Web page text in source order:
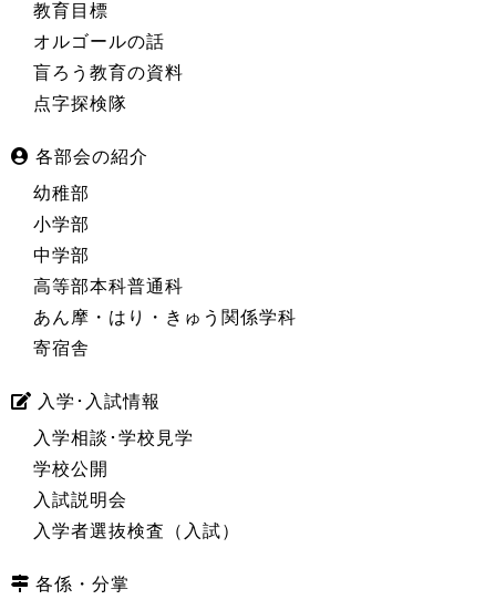
教育目標
オルゴールの話
盲ろう教育の資料
点字探検隊
各部会の紹介
幼稚部
小学部
中学部
高等部本科普通科
あん摩・はり・きゅう関係学科
寄宿舎
入学･入試情報
入学相談･学校見学
学校公開
入試説明会
入学者選抜検査（入試）
各係・分掌